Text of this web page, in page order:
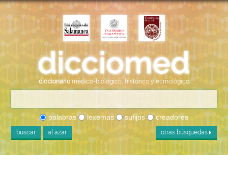
diccionario médico-biológico, histórico y etimológico
palabras lexemas sufijos creadores
buscar al azar otras búsquedas